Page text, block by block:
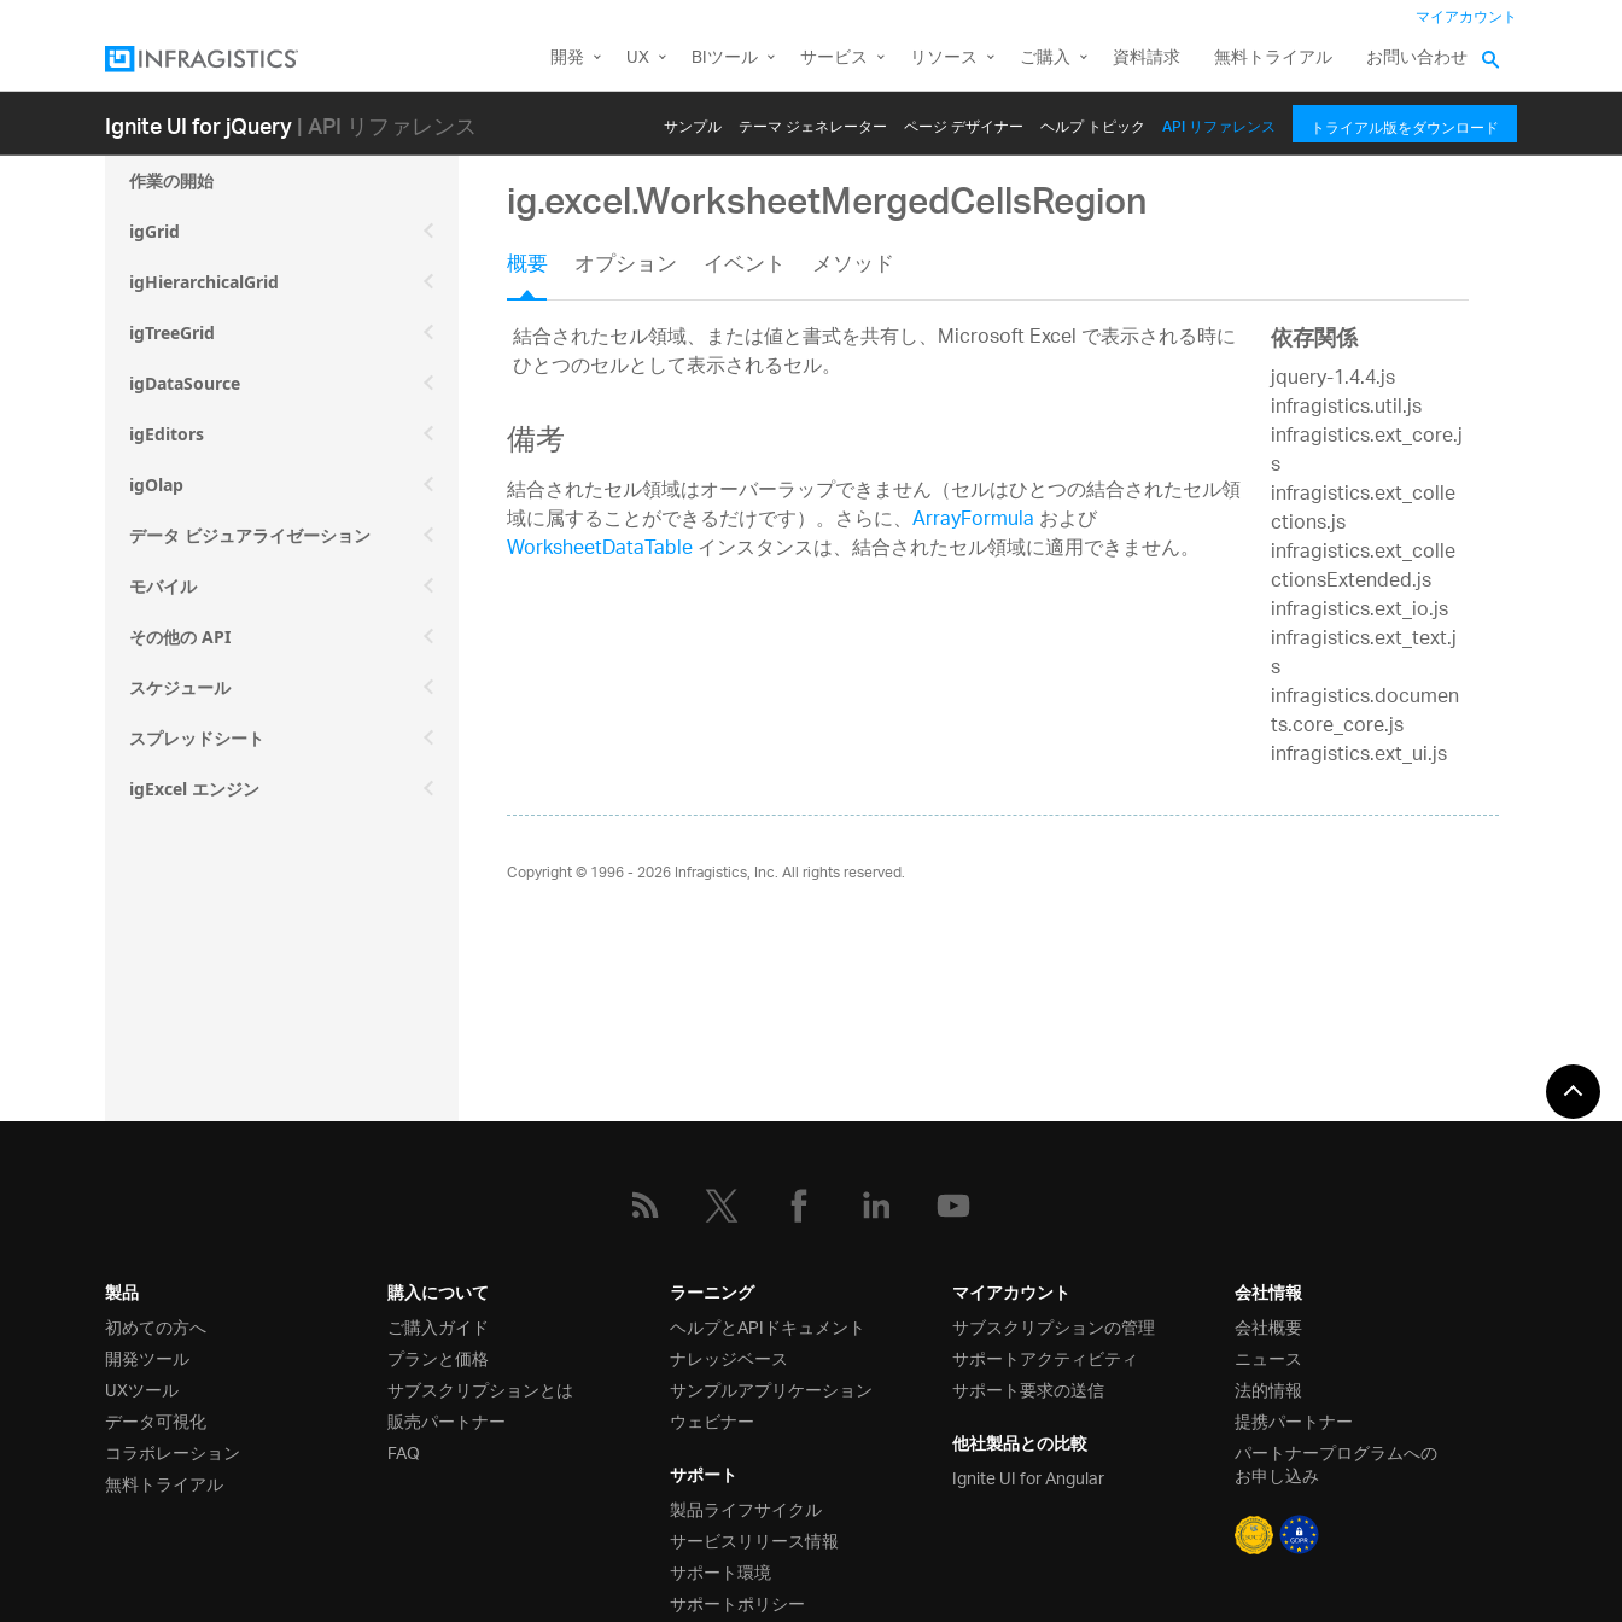
マイアカウント
開発 UX BIツール サービス リソース ご購入 資料請求 無料トライアル お問い合わせ
Ignite UI for jQuery| API リファレンス サンプル テーマ ジェネレーター ページ デザイナー ヘルプ トピック API リファレンス トライアル版をダウンロード
作業の開始
igGrid
igHierarchicalGrid
igTreeGrid
igDataSource
igEditors
igOlap
データ ビジュアライゼーション
モバイル
その他の API
スケジュール
スプレッドシート
igExcel エンジン
ig.excel.WorksheetMergedCellsRegion
概要 オプション イベント メソッド
結合されたセル領域、または値と書式を共有し、Microsoft Excel で表示される時に
ひとつのセルとして表示されるセル。
備考
結合されたセル領域はオーバーラップできません（セルはひとつの結合されたセル領
域に属することができるだけです）。さらに、 ArrayFormulaおよび
WorksheetDataTableインスタンスは、結合されたセル領域に適用できません。
依存関係
jquery-1.4.4.js
infragistics.util.js
infragistics.ext_core.j
s
infragistics.ext_colle
ctions.js
infragistics.ext_colle
ctionsExtended.js
infragistics.ext_io.js
infragistics.ext_text.j
s
infragistics.documen
ts.core_core.js
infragistics.ext_ui.js
Copyright © 1996 - 2026Infragistics, Inc. All rights reserved.
製品
初めての方へ
開発ツール
UXツール
データ可視化
コラボレーション
無料トライアル
購入について
ご購入ガイド
プランと価格
サブスクリプションとは
販売パートナー
FAQ
ラーニング
ヘルプとAPIドキュメント
ナレッジベース
サンプルアプリケーション
ウェビナー
サポート
製品ライフサイクル
サービスリリース情報
サポート環境
サポートポリシー
マイアカウント
サブスクリプションの管理
サポートアクティビティ
サポート要求の送信
他社製品との比較
Ignite UI for Angular
会社情報
会社概要
ニュース
法的情報
提携パートナー
パートナープログラムへの
お申し込み